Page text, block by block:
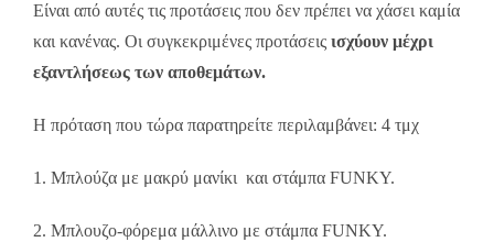
Είναι από αυτές τις προτάσεις που δεν πρέπει να χάσει καμία
και κανένας. Οι συγκεκριμένες προτάσεις ισχύουν μέχρι
εξαντλήσεως των αποθεμάτων.
Η πρόταση που τώρα παρατηρείτε περιλαμβάνει: 4 τμχ
1. Μπλούζα με μακρύ μανίκι και στάμπα FUNKY.
2. Μπλουζο-φόρεμα μάλλινο με στάμπα FUNKY.